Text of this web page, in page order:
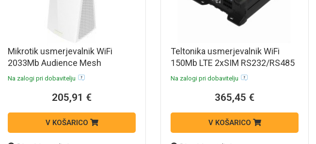
Mikrotik usmerjevalnik WiFi
2033Mb Audience Mesh
RBD25G-5HPacQD2HPnD
Na zalogi pri dobavitelju
205,91 €
V KOŠARICO
Teltonika usmerjevalnik WiFi
150Mb LTE 2xSIM RS232/RS485
RUT956
Na zalogi pri dobavitelju
365,45 €
V KOŠARICO